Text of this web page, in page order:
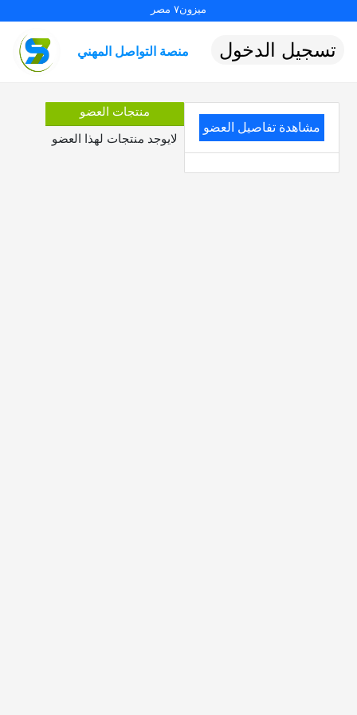
ميزون٧ مصر
منصة التواصل المهني تسجيل الدخول
مشاهدة تفاصيل العضو
منتجات العضو
لايوجد منتجات لهذا العضو